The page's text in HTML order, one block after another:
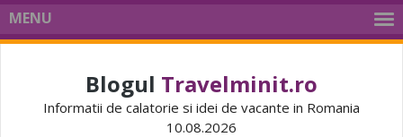
MENU
Blogul Travelminit.ro
Informatii de calatorie si idei de vacante in Romania
10.08.2026